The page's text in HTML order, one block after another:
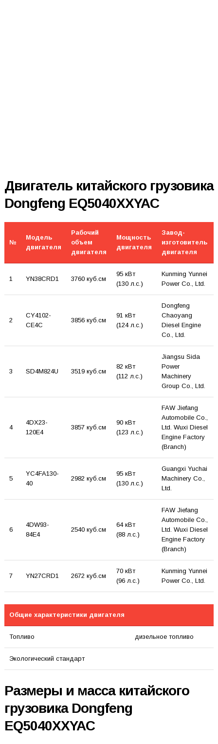
Двигатель китайского грузовика
Dongfeng EQ5040XXYAC
№
Модель
двигателя
Рабочий
объем
двигателя
Мощность
двигателя
Завод-
изготовитель
двигателя
1 YN38CRD1 3760 куб.см
95 кВт
(130 л.с.)
Kunming Yunnei
Power Co., Ltd.
2
CY4102-
CE4C
3856 куб.см
91 кВт
(124 л.с.)
Dongfeng
Chaoyang
Diesel Engine
Co., Ltd.
3 SD4M824U 3519 куб.см
82 кВт
(112 л.с.)
Jiangsu Sida
Power
Machinery
Group Co., Ltd.
4
4DX23-
120E4
3857 куб.см
90 кВт
(123 л.с.)
FAW Jiefang
Automobile Co.,
Ltd. Wuxi Diesel
Engine Factory
(Branch)
5
YC4FA130-
40
2982 куб.см
95 кВт
(130 л.с.)
Guangxi Yuchai
Machinery Co.,
Ltd.
6
4DW93-
84E4
2540 куб.см
64 кВт
(88 л.с.)
FAW Jiefang
Automobile Co.,
Ltd. Wuxi Diesel
Engine Factory
(Branch)
7 YN27CRD1 2672 куб.см
70 кВт
(96 л.с.)
Kunming Yunnei
Power Co., Ltd.
Общие характеристики двигателя
Топливо дизельное топливо
Экологический стандарт
Размеры и масса китайского
грузовика Dongfeng
EQ5040XXYAC